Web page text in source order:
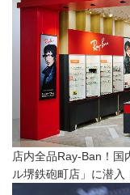
店内全品Ray-Ban！国
ル堺鉄砲町店」に潜入